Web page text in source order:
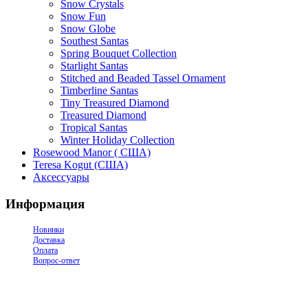
Snow Crystals
Snow Fun
Snow Globe
Southest Santas
Spring Bouquet Collection
Starlight Santas
Stitched and Beaded Tassel Ornament
Timberline Santas
Tiny Treasured Diamond
Treasured Diamond
Tropical Santas
Winter Holiday Collection
Rosewood Manor ( США)
Teresa Kogut (США)
Аксессуары
Информация
Новинки
Доставка
Оплата
Вопрос-ответ